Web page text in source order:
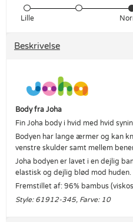
Lille
Beskrivelse
Body fra Joha
Fin Joha body i hvid med hvid
Bodyen har lange ærmer og kan
venstre skulder samt mellem
Joha bodyen er lavet i en dejlig
elastisk og dejlig blød mod huden.
Fremstillet af: 96% bambus
Style: 61912-345, Farve: 10